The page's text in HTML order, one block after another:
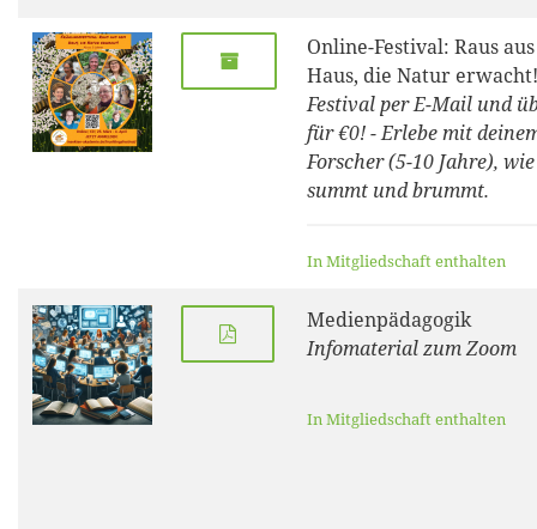
Online-Festival: Raus
Haus, die Natur erwacht!
Festival per E-Mail und
für €0! - Erlebe mit
Forscher (5-10 Jahre),
summt und brummt.
In Mitgliedschaft enthalten
Medienpädagogik
Infomaterial zum Zoom
In Mitgliedschaft enthalten